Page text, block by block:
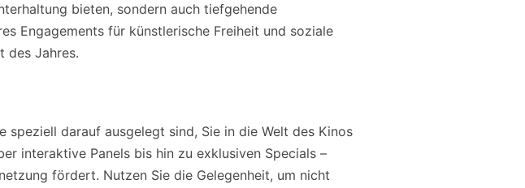
bieten, sondern auch tiefgehende
Engagements für künstlerische Freiheit und soziale
des Jahres.
darauf ausgelegt sind, Sie in die Welt des Kinos
interaktive Panels bis hin zu exklusiven Specials –
fördert. Nutzen Sie die Gelegenheit, um nicht